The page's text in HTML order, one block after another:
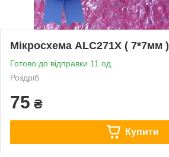
Мікросхема ALC271X ( 7*7мм )
Готово до відправки 11 од.
Роздріб
75 ₴
Купити